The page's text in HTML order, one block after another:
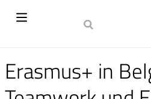
Erasmus+ in